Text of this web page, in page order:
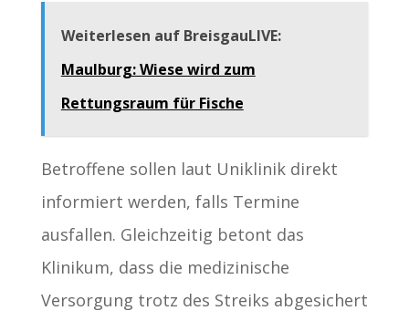
Weiterlesen auf BreisgauLIVE:
Maulburg: Wiese wird zum
Rettungsraum für Fische
Betroffene sollen laut Uniklinik direkt
informiert werden, falls Termine
ausfallen. Gleichzeitig betont das
Klinikum, dass die medizinische
Versorgung trotz des Streiks abgesichert